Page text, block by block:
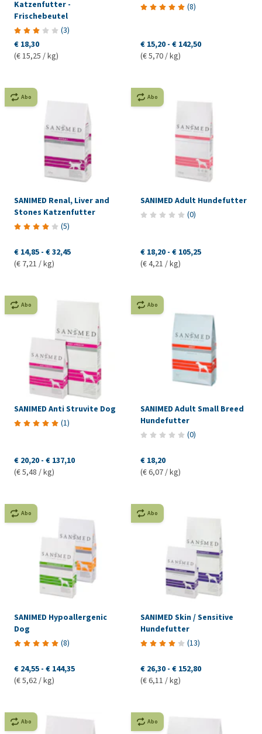
Katzenfutter -
Frischebeutel
(3)
€ 18,30
(€ 15,25 / kg)
(8)
€ 15,20 - € 142,50
(€ 5,70 / kg)
Abo
SANIMED Renal, Liver and
Stones Katzenfutter
(5)
€ 14,85 - € 32,45
(€ 7,21 / kg)
Abo
SANIMED Adult Hundefutter
(0)
€ 18,20 - € 105,25
(€ 4,21 / kg)
Abo
SANIMED Anti Struvite Dog
(1)
€ 20,20 - € 137,10
(€ 5,48 / kg)
Abo
SANIMED Adult Small Breed
Hundefutter
(0)
€ 18,20
(€ 6,07 / kg)
Abo
SANIMED Hypoallergenic
Dog
(8)
€ 24,55 - € 144,35
(€ 5,62 / kg)
Abo
SANIMED Skin / Sensitive
Hundefutter
(13)
€ 26,30 - € 152,80
(€ 6,11 / kg)
Abo Abo